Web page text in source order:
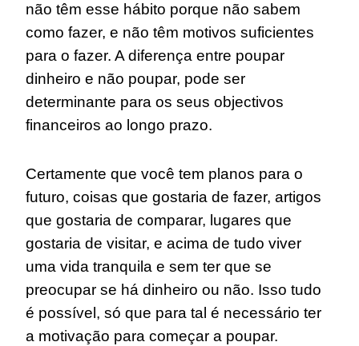
não têm esse hábito porque não sabem
como fazer, e não têm motivos suficientes
para o fazer. A diferença entre poupar
dinheiro e não poupar, pode ser
determinante para os seus objectivos
financeiros ao longo prazo.
Certamente que você tem planos para o
futuro, coisas que gostaria de fazer, artigos
que gostaria de comparar, lugares que
gostaria de visitar, e acima de tudo viver
uma vida tranquila e sem ter que se
preocupar se há dinheiro ou não. Isso tudo
é possível, só que para tal é necessário ter
a motivação para começar a poupar.